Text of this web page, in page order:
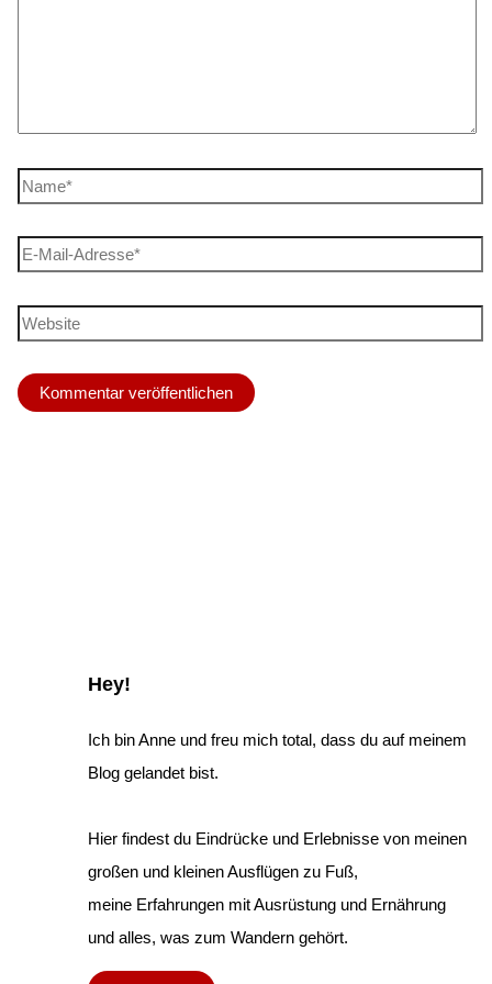
Name*
E-
Adresse*
Website
Hey!
Ich bin Anne und freu mich total, dass du auf meinem
Blog gelandet bist.
Hier findest du Eindrücke und Erlebnisse von meinen
großen und kleinen Ausflügen zu Fuß,
meine Erfahrungen mit Ausrüstung und Ernährung
und alles, was zum Wandern gehört.